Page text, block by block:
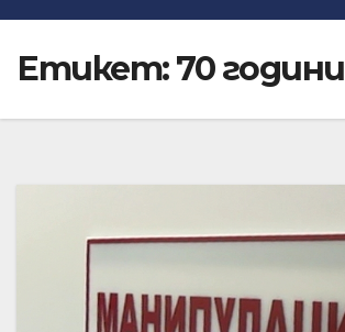
Етикет:70 години